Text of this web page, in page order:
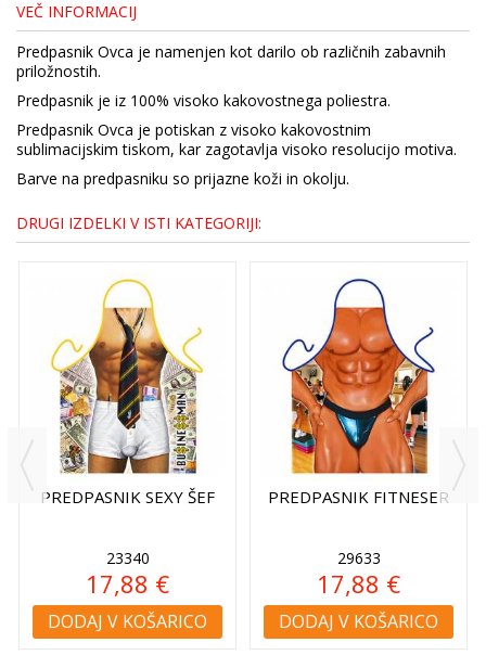
VEČ INFORMACIJ
Predpasnik Ovca je namenjen kot darilo ob različnih zabavnih
priložnostih.
Predpasnik je iz 100% visoko kakovostnega poliestra.
Predpasnik Ovca je potiskan z visoko kakovostnim
sublimacijskim tiskom, kar zagotavlja visoko resolucijo motiva.
Barve na predpasniku so prijazne koži in okolju.
DRUGI IZDELKI V ISTI KATEGORIJI:
PREDPASNIK SEXY ŠEF
23340
17,88 €
DODAJ V KOŠARICO
PREDPASNIK FITNESER
29633
17,88 €
DODAJ V KOŠARICO